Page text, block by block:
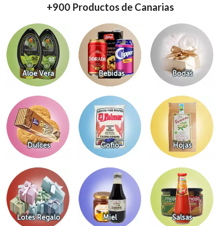
+900 Productos de Canarias